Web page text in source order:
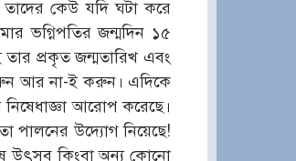
তাদের কেউ যদি ঘটা করে
ভগ্নিপতির জন্মদিন ১৫
প্রকৃত জন্মতারিখ এবং
আর না-ই করুন। এদিকে
আরোপ করেছে।
পালনের উদ্যোগ নিয়েছে!
উৎসব কিংবা অন্য কোনো